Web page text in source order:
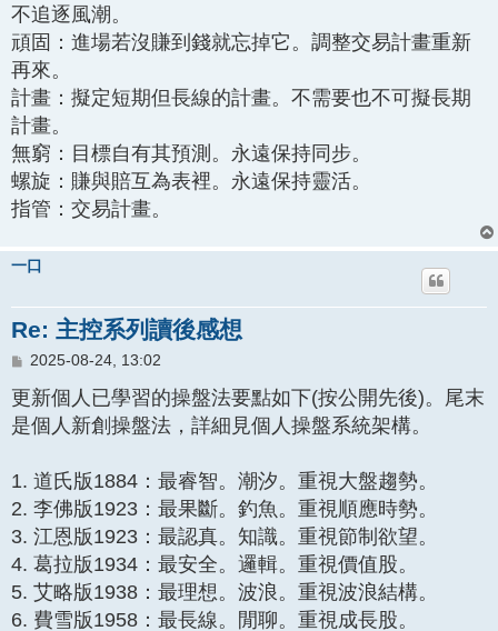
不追逐風潮。
頑固：進場若沒賺到錢就忘掉它。調整交易計畫重新
再來。
計畫：擬定短期但長線的計畫。不需要也不可擬長期
計畫。
無窮：目標自有其預測。永遠保持同步。
螺旋：賺與賠互為表裡。永遠保持靈活。
指管：交易計畫。
一口
Re: 主控系列讀後感想
文
2025-08-24, 13:02
更新個人已學習的操盤法要點如下(按公開先後)。尾末
是個人新創操盤法，詳細見個人操盤系統架構。
1. 道氏版1884：最睿智。潮汐。重視大盤趨勢。
2. 李佛版1923：最果斷。釣魚。重視順應時勢。
3. 江恩版1923：最認真。知識。重視節制欲望。
4. 葛拉版1934：最安全。邏輯。重視價值股。
5. 艾略版1938：最理想。波浪。重視波浪結構。
6. 費雪版1958：最長線。閒聊。重視成長股。